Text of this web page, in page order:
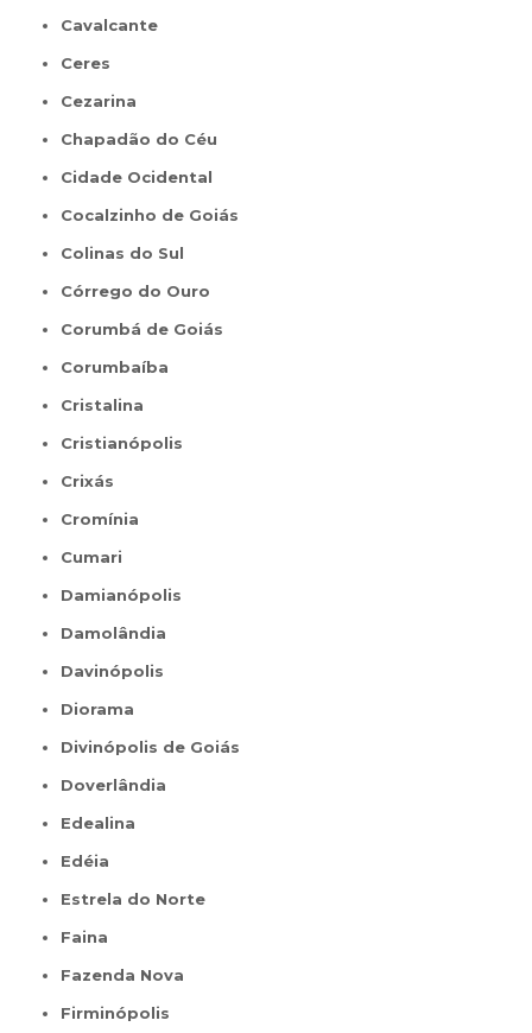
Cavalcante
Ceres
Cezarina
Chapadão do Céu
Cidade Ocidental
Cocalzinho de Goiás
Colinas do Sul
Córrego do Ouro
Corumbá de Goiás
Corumbaíba
Cristalina
Cristianópolis
Crixás
Cromínia
Cumari
Damianópolis
Damolândia
Davinópolis
Diorama
Divinópolis de Goiás
Doverlândia
Edealina
Edéia
Estrela do Norte
Faina
Fazenda Nova
Firminópolis